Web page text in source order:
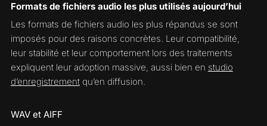
Formats de fichiers audio les plus utilisés aujourd’hui
Les formats de fichiers audio les plus répandus se sont
imposés pour des raisons concrètes. Leur compatibilité,
leur stabilité et leur comportement lors des traitements
expliquent leur adoption massive, aussi bien en studio
d’enregistrementqu’en diffusion.
WAV et AIFF